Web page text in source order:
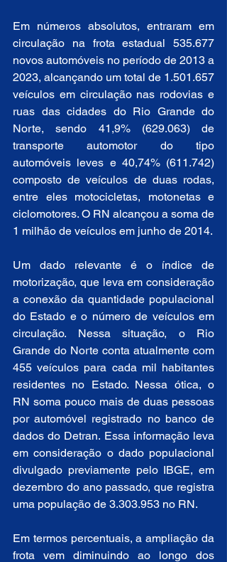
Em números absolutos, entraram em
circulação na frota estadual 535.677
novos automóveis no período de 2013 a
2023, alcançando um total de 1.501.657
veículos em circulação nas rodovias e
ruas das cidades do Rio Grande do
Norte, sendo 41,9% (629.063) de
transporte automotor do tipo
automóveis leves e 40,74% (611.742)
composto de veículos de duas rodas,
entre eles motocicletas, motonetas e
ciclomotores. O RN alcançou a soma de
1 milhão de veículos em junho de 2014.
Um dado relevante é o índice de
motorização, que leva em consideração
a conexão da quantidade populacional
do Estado e o número de veículos em
circulação. Nessa situação, o Rio
Grande do Norte conta atualmente com
455 veículos para cada mil habitantes
residentes no Estado. Nessa ótica, o
RN soma pouco mais de duas pessoas
por automóvel registrado no banco de
dados do Detran. Essa informação leva
em consideração o dado populacional
divulgado previamente pelo IBGE, em
dezembro do ano passado, que registra
uma população de 3.303.953 no RN.
Em termos percentuais, a ampliação da
frota vem diminuindo ao longo dos